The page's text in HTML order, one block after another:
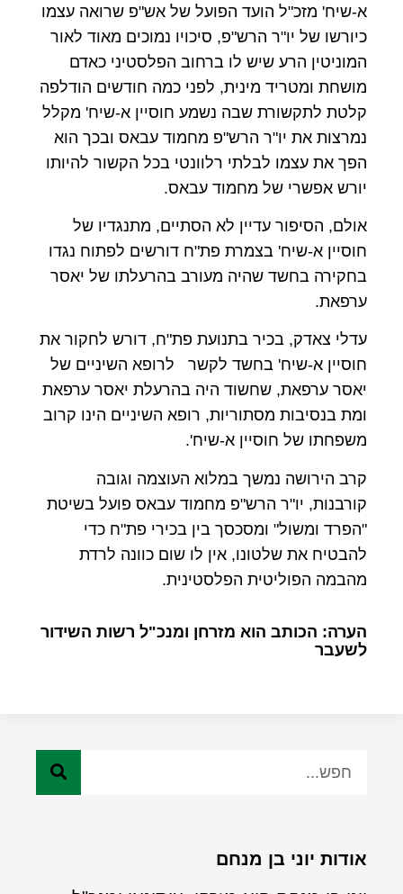
א-שיח' מזכ"ל הועד הפועל של אש"פ שרואה עצמו
כיורשו של יו"ר הרש"פ, סיכויו נמוכים מאוד לאור
המוניטין הרע שיש לו ברחוב הפלסטיני כאדם
מושחת ומטריד מינית, לפני כמה חודשים הודלפה
קלטת לתקשורת שבה נשמע חוסיין א-שיח' מקלל
נמרצות את יו"ר הרש"פ מחמוד עבאס ובכך הוא
הפך את עצמו לבלתי רלוונטי בכל הקשור להיותו
יורש אפשרי של מחמוד עבאס.
אולם, הסיפור עדיין לא הסתיים, מתנגדיו של
חוסיין א-שיח' בצמרת פת"ח דורשים לפתוח נגדו
בחקירה בחשד שהיה מעורב בהרעלתו של יאסר
ערפאת.
עדלי צאדק, בכיר בתנועת פת"ח, דורש לחקור את
חוסיין א-שיח' בחשד לקשר לרופא השיניים של
יאסר ערפאת, שחשוד היה בהרעלת יאסר ערפאת
ומת בנסיבות מסתוריות, רופא השיניים הינו קרוב
משפחתו של חוסיין א-שיח'.
קרב הירושה נמשך במלוא העוצמה וגובה
קורבנות, יו"ר הרש"פ מחמוד עבאס פועל בשיטת
"הפרד ומשול" ומסכסך בין בכירי פת"ח כדי
להבטיח את שלטונו, אין לו שום כוונה לרדת
מהבמה הפוליטית הפלסטינית.
הערה: הכותב הוא מזרחן ומנכ"ל רשות השידור
לשעבר
אודות יוני בן מנחם